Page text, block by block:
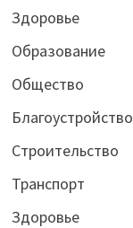
Здоровье
Образование
Общество
Благоустройство
Строительство
Транспорт
Здоровье